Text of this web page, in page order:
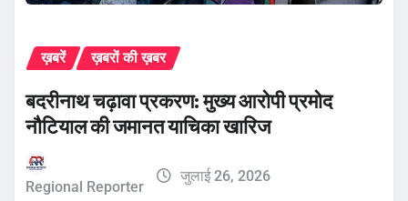
ख़बरें ख़बरों की ख़बर
बदरीनाथ चढ़ावा प्रकरण: मुख्य आरोपी प्रमोद
नौटियाल की जमानत याचिका खारिज
Regional Reporter
जुलाई 26, 2026